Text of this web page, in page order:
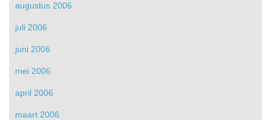
augustus 2006
juli 2006
juni 2006
mei 2006
april 2006
maart 2006